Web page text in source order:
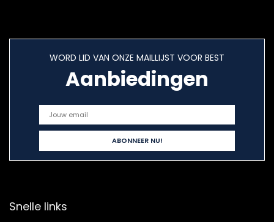
WORD LID VAN ONZE MAILLIJST VOOR BEST
Aanbiedingen
Snelle links